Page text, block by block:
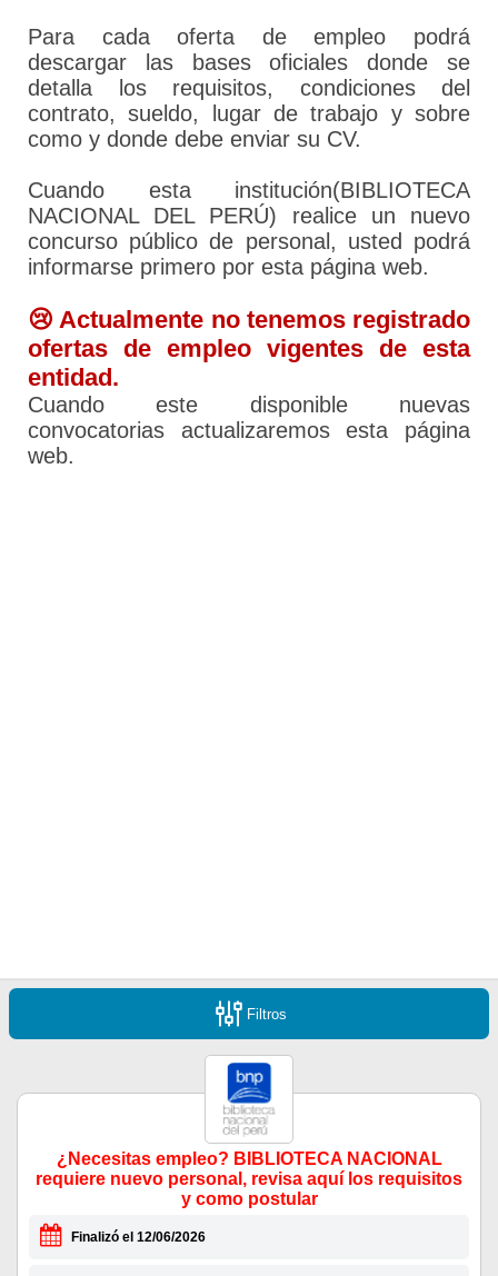
Para cada oferta de empleo podrá
descargar las bases oficiales donde se
detalla los requisitos, condiciones del
contrato, sueldo, lugar de trabajo y sobre
como y donde debe enviar su CV.
Cuando esta institución(BIBLIOTECA
NACIONAL DEL PERÚ) realice un nuevo
concurso público de personal, usted podrá
informarse primero por esta página web.
😢 Actualmente no tenemos registrado
ofertas de empleo vigentes de esta
entidad.
Cuando este disponible nuevas
convocatorias actualizaremos esta página
web.
Filtros
¿Necesitas empleo? BIBLIOTECA NACIONAL
requiere nuevo personal, revisa aquí los requisitos
y como postular
Finalizó el 12/06/2026